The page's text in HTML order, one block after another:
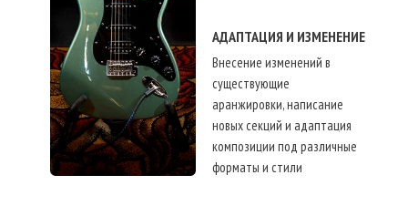
Внесение изменений в
существующие
аранжировки, написание
новых секций и адаптация
композиции под различные
форматы и стили
АДАПТАЦИЯ И ИЗМЕНЕНИЕ